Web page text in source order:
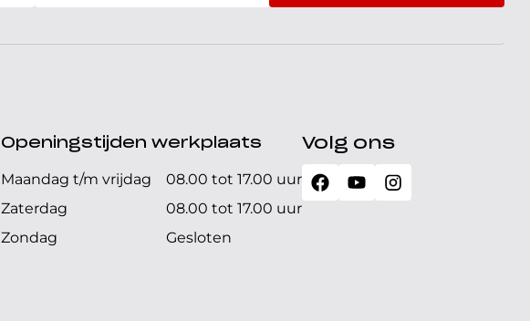
Openingstijden werkplaats
Maandag t/m vrijdag
08.00 tot 17.00 uur
Zaterdag
08.00 tot 17.00 uur
Zondag
Gesloten
Volg ons